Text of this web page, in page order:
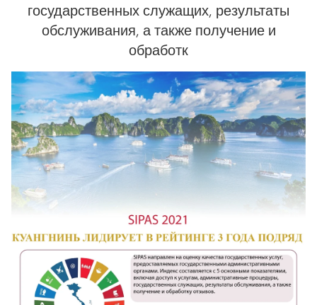
государственных служащих, результаты
обслуживания, а также получение и
обработк